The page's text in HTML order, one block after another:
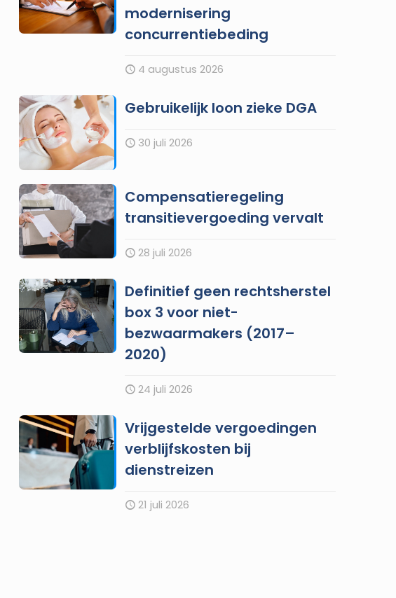
modernisering
concurrentiebeding
4 augustus 2026
Gebruikelijk loon zieke DGA
30 juli 2026
Compensatieregeling
transitievergoeding vervalt
28 juli 2026
Definitief geen rechtsherstel
box 3 voor niet-
bezwaarmakers (2017–
2020)
24 juli 2026
Vrijgestelde vergoedingen
verblijfskosten bij
dienstreizen
21 juli 2026